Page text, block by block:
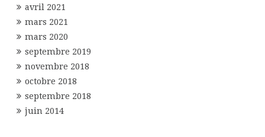
avril 2021
mars 2021
mars 2020
septembre 2019
novembre 2018
octobre 2018
septembre 2018
juin 2014